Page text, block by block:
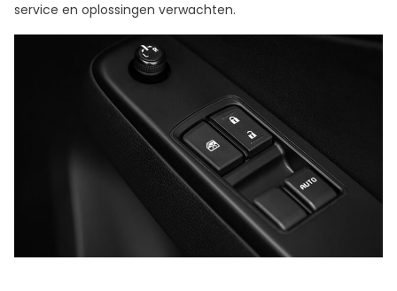
service en oplossingen verwachten.